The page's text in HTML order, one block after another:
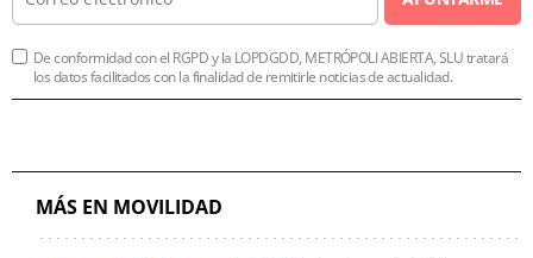
De conformidad con el RGPD y la LOPDGDD, METRÓPOLI ABIERTA, SLU tratará
los datos facilitados con la finalidad de remitirle noticias de actualidad.
MÁS EN MOVILIDAD